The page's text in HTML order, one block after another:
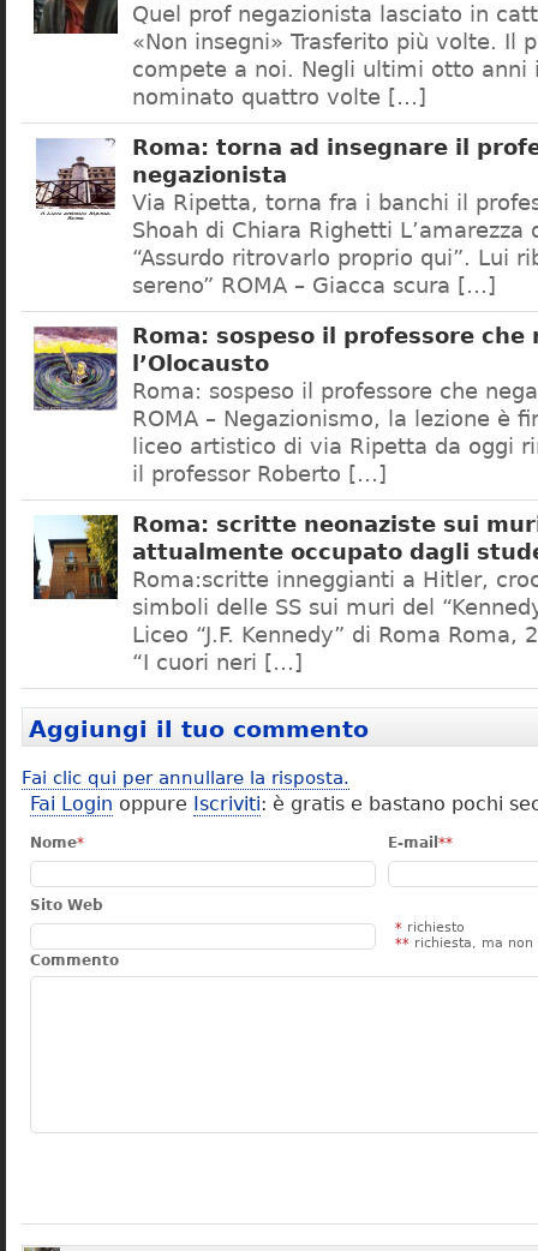
Quel prof negazionista lasciato in
«Non insegni» Trasferito più volte. Il
compete a noi. Negli ultimi otto anni
nominato quattro volte […]
Roma: torna ad insegnare il
negazionista
Via Ripetta, torna fra i banchi il
Shoah di Chiara Righetti L’amarezza
“Assurdo ritrovarlo proprio qui”. Lui
sereno” ROMA – Giacca scura […]
Roma: sospeso il professore che
l’Olocausto
Roma: sospeso il professore che
ROMA – Negazionismo, la lezione è
liceo artistico di via Ripetta da oggi
il professor Roberto […]
Roma: scritte neonaziste sui
attualmente occupato dagli
Roma:scritte inneggianti a Hitler,
simboli delle SS sui muri del
Liceo “J.F. Kennedy” di Roma Roma,
“I cuori neri […]
Aggiungi il tuo commento
Fai clic qui per annullare la risposta.
Fai Login oppure Iscriviti: è gratis e bastano pochi
Nome* E-mail **
Sito Web
* richiesto
** richiesta, ma non
Commento